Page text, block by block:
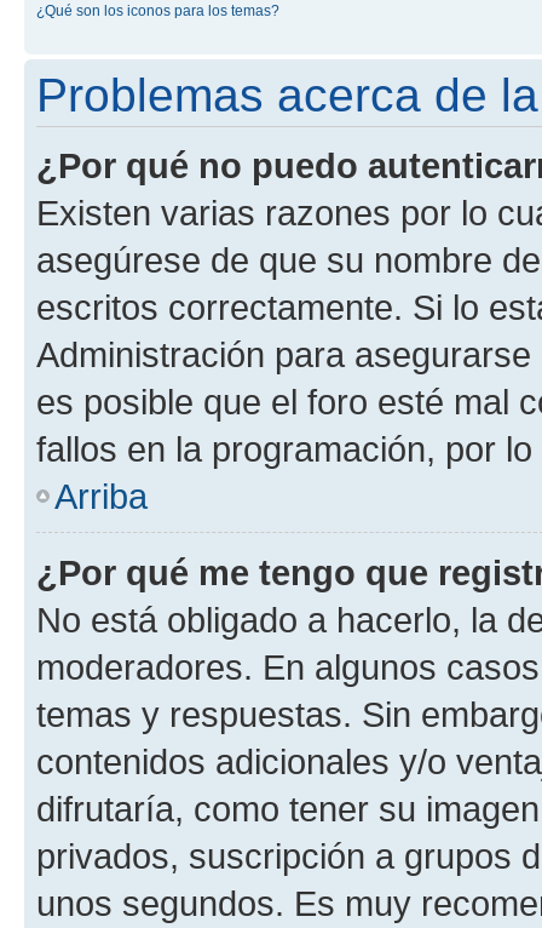
¿Qué son los iconos para los temas?
Problemas acerca de
¿Por qué no puedo
Existen varias razones por lo
asegúrese de que su nombre
escritos correctamente. Si lo
Administración para
es posible que el foro esté mal
fallos en la programación, por
Arriba
¿Por qué me tengo que
No está obligado a hacerlo, la
moderadores. En algunos
temas y respuestas. Sin
contenidos adicionales y/o
difrutaría, como tener su
privados, suscripción a grupos
unos segundos. Es muy